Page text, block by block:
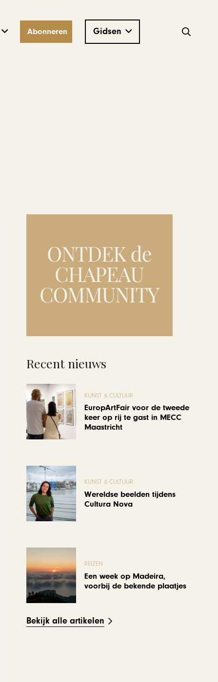
Abonneren Gidsen
Recent nieuws
KUNST & CULTUUR
EuropArtFair voor de tweede
keer op rij te gast in MECC
Maastricht
KUNST & CULTUUR
Wereldse beelden tijdens
Cultura Nova
REIZEN
Een week op Madeira,
voorbij de bekende plaatjes
Bekijk alle artikelen